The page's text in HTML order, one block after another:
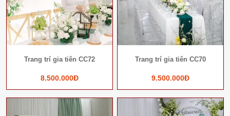
Trang trí gia tiên CC72
8.500.000Đ
Trang trí gia tiên CC70
9.500.000Đ